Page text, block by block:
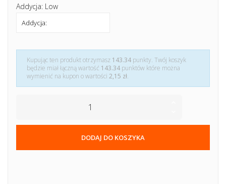
Addycja: Low
Kupując ten produkt otrzymasz 143.34 punkty. Twój koszyk
będzie miał łączną wartość 143.34 punktów które można
wymienić na kupon o wartości 2,15 zł.
DODAJ DO KOSZYKA